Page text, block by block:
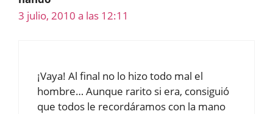
3 julio, 2010 a las 12:11
¡Vaya! Al final no lo hizo todo mal el
hombre… Aunque rarito si era, consiguió
que todos le recordáramos con la mano